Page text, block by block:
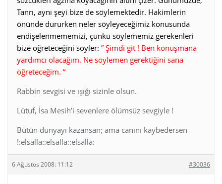
Tanrı, aynı şeyi bize de söylemektedir. Hakimlerin
önünde dururken neler söyleyeceğimiz konusunda
endişelenmememizi, çünkü söylememiz gerekenleri
bize öğreteceğini söyler: ” Şimdi git ! Ben konuşmana
yardımcı olacağım. Ne söylemen gerektiğini sana
öğreteceğim. “
Rabbin sevgisi ve ışığı sizinle olsun.
Lütuf, İsa Mesih’i sevenlere ölümsüz sevgiyle !
Bütün dünyayı kazansan; ama canını kaybedersen
!:elsalla::elsalla::elsalla:
6 Ağustos 2008: 11:12 #30036